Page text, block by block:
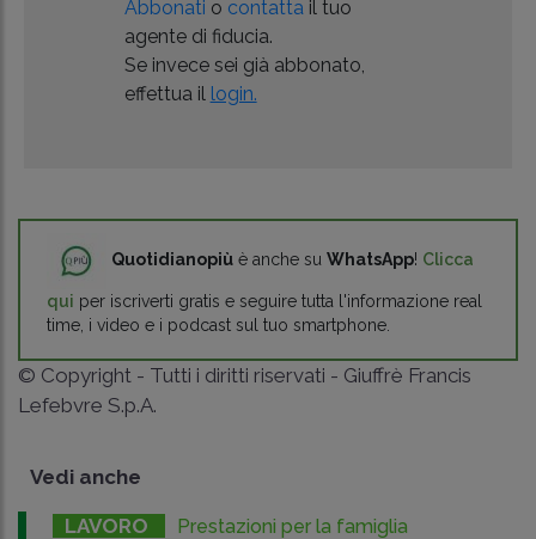
Abbonati o contatta il tuo
agente di fiducia.
Se invece sei già abbonato,
effettua il login.
Quotidianopiù è anche su WhatsApp! Clicca
qui per iscriverti gratis e seguire tutta l'informazione real
time, i video e i podcast sul tuo smartphone.
© Copyright - Tutti i diritti riservati - Giuffrè Francis
Lefebvre S.p.A.
Vedi anche
LAVORO Prestazioni per la famiglia